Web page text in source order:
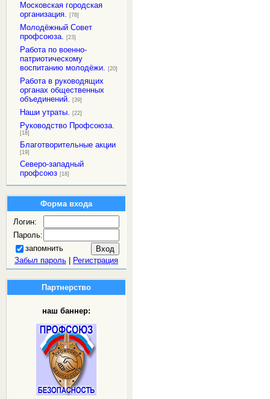
Московская городская
организация. [78]
Молодёжный Совет
профсоюза. [23]
Работа по военно-
патриотическому
воспитанию молодёжи. [20]
Работа в руководящих
органах общественных
объединений. [39]
Наши утраты. [22]
Руководство Профсоюза.
[18]
Благотворительные акции
[19]
Северо-западный
профсоюз [18]
Форма входа
Логин:
Пароль:
запомнить
Забыл пароль| Регистрация
Партнерство
наш баннер: